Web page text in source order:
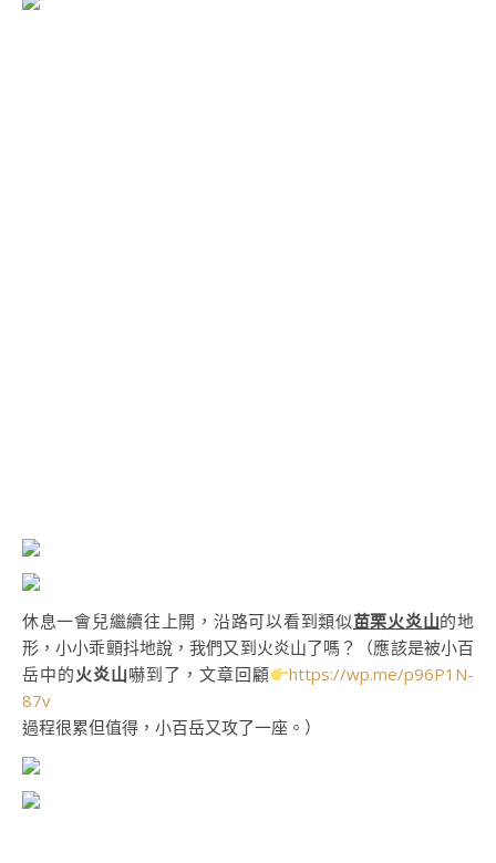
休息一會兒繼續往上開，沿路可以看到類似苗栗火炎山的地
形，小小乖顫抖地說，我們又到火炎山了嗎？（應該是被小百
岳中的火炎山嚇到了，文章回顧
https://wp.me/p96P1N-
87v
過程很累但值得，小百岳又攻了一座。）